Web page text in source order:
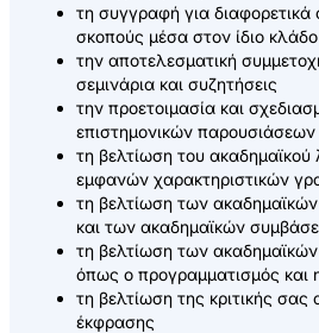
τη συγγραφή για διαφορετικά
σκοπούς μέσα στον ίδιο κλάδο
την αποτελεσματική
σεμινάρια και συζητήσεις
την προετοιμασία και
επιστημονικών παρουσιάσεων
τη βελτίωση του ακαδημαϊκού
εμφανών χαρακτηριστικών
τη βελτίωση των
και των ακαδημαϊκών
τη βελτίωση των
όπως ο προγραμματισμός
τη βελτίωση της κριτικής σας
έκφρασης